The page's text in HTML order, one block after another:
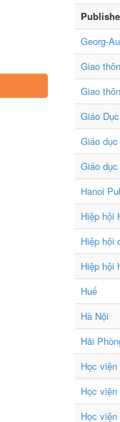
Georg-
Giao
Giao
Giáo Dục
Giáo dục
Giáo
Hanoi
Hiệp hội
Hiệp hội
Hiệp hội
Huế
Hà Nội
Hải
Học
Học
Học